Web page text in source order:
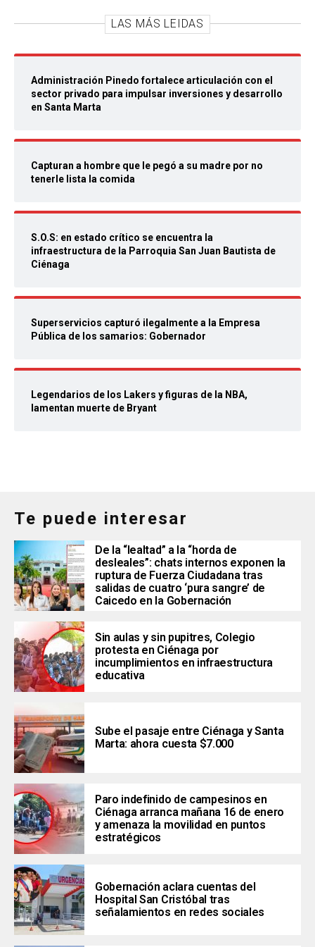
LAS MÁS LEIDAS
Administración Pinedo fortalece articulación con el
sector privado para impulsar inversiones y desarrollo
en Santa Marta
Capturan a hombre que le pegó a su madre por no
tenerle lista la comida
S.O.S: en estado crítico se encuentra la
infraestructura de la Parroquia San Juan Bautista de
Ciénaga
Superservicios capturó ilegalmente a la Empresa
Pública de los samarios: Gobernador
Legendarios de los Lakers y figuras de la NBA,
lamentan muerte de Bryant
Te puede interesar
De la “lealtad” a la “horda de
desleales”: chats internos exponen la
ruptura de Fuerza Ciudadana tras
salidas de cuatro ‘pura sangre’ de
Caicedo en la Gobernación
Sin aulas y sin pupitres, Colegio
protesta en Ciénaga por
incumplimientos en infraestructura
educativa
Sube el pasaje entre Ciénaga y Santa
Marta: ahora cuesta $7.000
Paro indefinido de campesinos en
Ciénaga arranca mañana 16 de enero
y amenaza la movilidad en puntos
estratégicos
Gobernación aclara cuentas del
Hospital San Cristóbal tras
señalamientos en redes sociales